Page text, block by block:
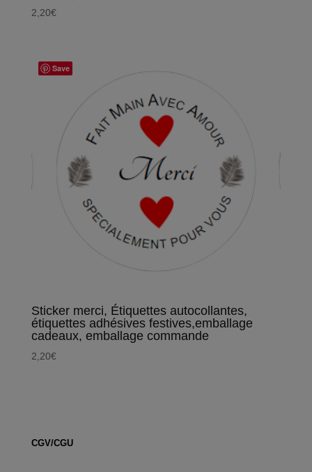
2,20€
Save
Sticker merci, Étiquettes autocollantes,
étiquettes adhésives festives,emballage
cadeaux, emballage commande
2,20€
CGV/CGU